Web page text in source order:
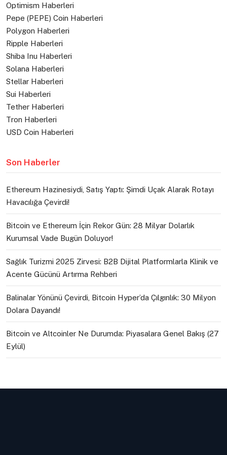
Optimism Haberleri
Pepe (PEPE) Coin Haberleri
Polygon Haberleri
Ripple Haberleri
Shiba Inu Haberleri
Solana Haberleri
Stellar Haberleri
Sui Haberleri
Tether Haberleri
Tron Haberleri
USD Coin Haberleri
Son Haberler
Ethereum Hazinesiydi, Satış Yaptı: Şimdi Uçak Alarak Rotayı
Havacılığa Çevirdi!
Bitcoin ve Ethereum İçin Rekor Gün: 28 Milyar Dolarlık
Kurumsal Vade Bugün Doluyor!
Sağlık Turizmi 2025 Zirvesi: B2B Dijital Platformlarla Klinik ve
Acente Gücünü Artırma Rehberi
Balinalar Yönünü Çevirdi, Bitcoin Hyper’da Çılgınlık: 30 Milyon
Dolara Dayandı!
Bitcoin ve Altcoinler Ne Durumda: Piyasalara Genel Bakış (27
Eylül)